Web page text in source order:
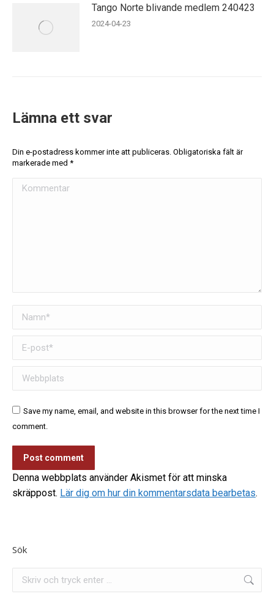
Tango Norte blivande medlem 240423
2024-04-23
Lämna ett svar
Din e-postadress kommer inte att publiceras. Obligatoriska fält är
markerade med *
Kommentar
Namn *
E-post *
Webbplats
Save my name, email, and website in this browser for the next time I
comment.
Post comment
Denna webbplats använder Akismet för att minska
skräppost. Lär dig om hur din kommentarsdata bearbetas.
Sök